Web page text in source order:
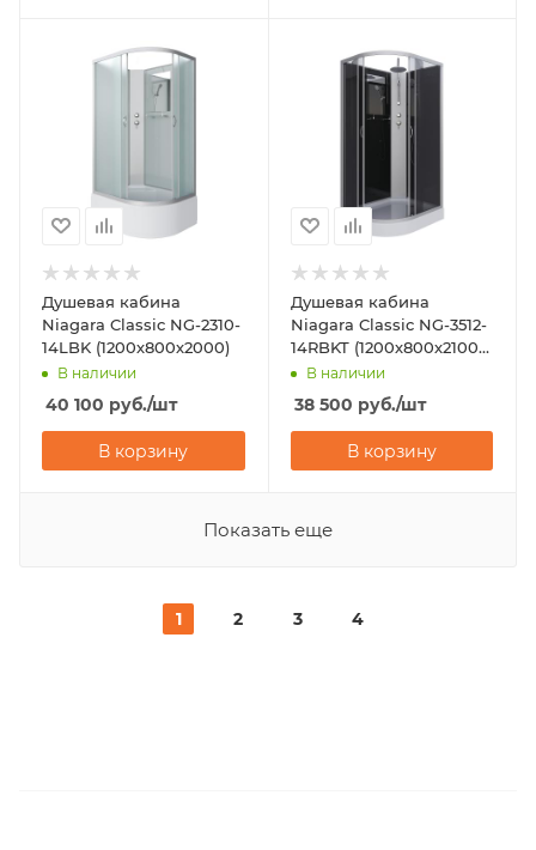
Душевая кабина
Niagara Classic NG-2310-
14LBK (1200х800х2000)
В наличии
40 100 руб./шт
В корзину
Душевая кабина
Niagara Classic NG-3512-
14RBKT (1200х800х2100-
2400)
В наличии
38 500 руб./шт
В корзину
Показать еще
1 2 3 4